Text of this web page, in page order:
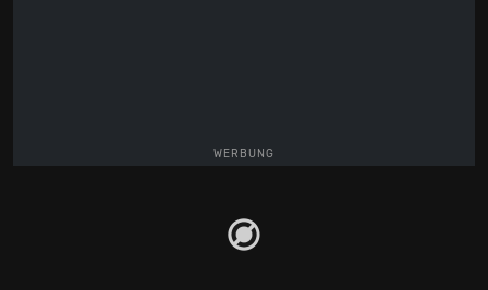
WERBUNG